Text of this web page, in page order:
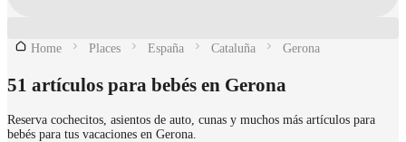
Home Places España Cataluña Gerona
51 artículos para bebés en Gerona
Reserva cochecitos, asientos de auto, cunas y muchos más artículos para
bebés para tus vacaciones en Gerona.